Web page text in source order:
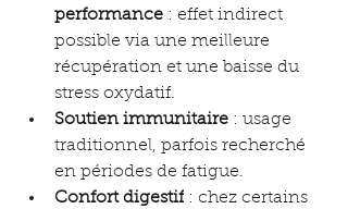
performance : effet indirect
possible via une meilleure
récupération et une baisse du
stress oxydatif.
Soutien immunitaire : usage
traditionnel, parfois recherché
en périodes de fatigue.
Confort digestif : chez certains